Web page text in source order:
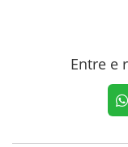
Entre e